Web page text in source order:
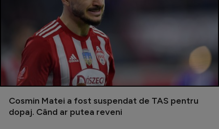
Cosmin Matei a fost suspendat de TAS pentru
dopaj. Când ar putea reveni